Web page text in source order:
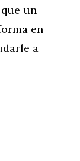
un
en
a